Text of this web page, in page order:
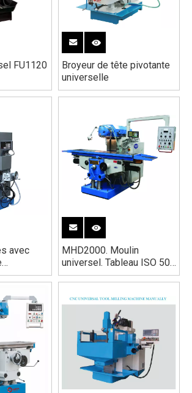
FU1120
Broyeur de tête pivotante
universelle
avec
MHD2000. Moulin
universel. Tableau ISO 50,
2000 mm x 500 mm,
aliments,